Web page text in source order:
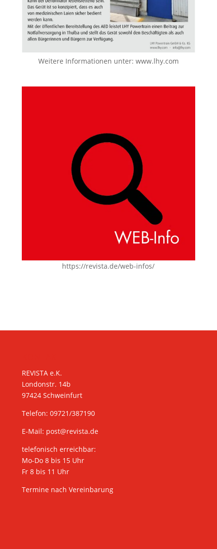
Weitere Informationen unter: www.lhy.com
https://revista.de/web-infos/
REVISTA e.K.
Londonstr. 14b
97424 Schweinfurt
Telefon: 09721/387190
E-Mail: post@revista.de
telefonisch erreichbar:
Mo-Do 8 bis 15 Uhr
Fr 8 bis 11 Uhr
Termine nach Vereinbarung